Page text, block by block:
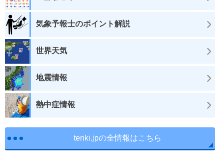
気象予報士のポイント解説
世界天気
地震情報
熱中症情報
tenki.jpの全情報はこちら